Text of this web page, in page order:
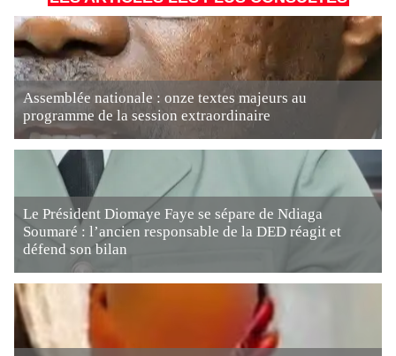
Assemblée nationale : onze textes majeurs au
programme de la session extraordinaire
Le Président Diomaye Faye se sépare de Ndiaga
Soumaré : l’ancien responsable de la DED réagit et
défend son bilan